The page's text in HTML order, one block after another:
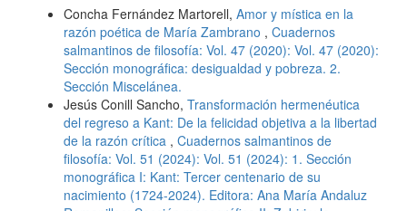
Concha Fernández Martorell, Amor y mística en la
razón poética de María Zambrano , Cuadernos
salmantinos de filosofía: Vol. 47 (2020): Vol. 47 (2020):
Sección monográfica: desigualdad y pobreza. 2.
Sección Miscelánea.
Jesús Conill Sancho, Transformación hermenéutica
del regreso a Kant: De la felicidad objetiva a la libertad
de la razón crítica , Cuadernos salmantinos de
filosofía: Vol. 51 (2024): Vol. 51 (2024): 1. Sección
monográfica I: Kant: Tercer centenario de su
nacimiento (1724-2024). Editora: Ana María Andaluz